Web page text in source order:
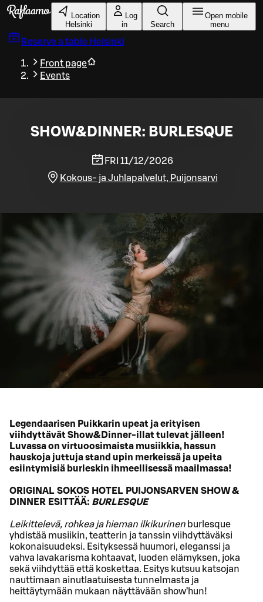
Skip to main content
Location
Helsinki
Log
in
Search
Open mobile
menu
Reserve a table Helsinki
Front page
Events
SHOW&DINNER: BURLESQUE
FRI 11/12/2026
Kokous- ja Juhlapalvelut, Puijonsarvi
Legendaarisen Puikkarin upeat ja erityisen
viihdyttävät Show&Dinner-illat tulevat jälleen!
Luvassa on virtuoosimaista musiikkia, hassun
hauskoja juttuja stand upin merkeissä ja upeita
esiintymisiä burleskin ihmeellisessä maailmassa!
ORIGINAL SOKOS HOTEL PUIJONSARVEN SHOW &
DINNER ESITTÄÄ: BURLESQUE
Leikittelevä, rohkea ja hieman ilkikurinen burlesque
yhdistää musiikin, teatterin ja tanssin viihdyttäväksi
kokonaisuudeksi. Esityksessä huumori, eleganssi ja
vahva lavakarisma kohtaavat, luoden elämyksen, joka
sekä viihdyttää että koskettaa. Esitys kutsuu katsojan
nauttimaan ainutlaatuisesta tunnelmasta ja
heittäytymään mukaan näyttävään show’hun!